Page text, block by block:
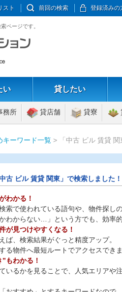
スト 前回の検索 登録済みの
ページです。
い 貸したい
務所 貸店舗 貸寮
キーワード一覧 > 「中古 ビル 賃貸
古 ビル 賃貸 関東」で検索しました！
わかる！
索で使われている語句や、物件探し
わからない…」という方でも、効率
が見つけやすくなる！
ば、検索結果がぐっと精度アップ。
る物件へ最短ルートでアクセスできま
もわかる！
いるかを見ることで、人気エリアや